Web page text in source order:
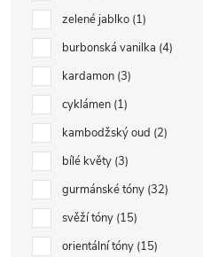
zelené jablko 1
burbonská vanilka 4
kardamon 3
cyklámen 1
kambodžský oud 2
bílé květy 3
gurmánské tóny 32
svěží tóny 15
orientální tóny 15